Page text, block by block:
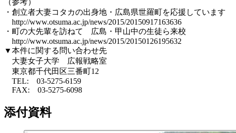
・創立者大妻コタカの出身地・広島県世羅町を応援しています
http://www.otsuma.ac.jp/news/2015/20150917163636
・町の大先輩を訪ねて 広島・甲山中の生徒ら来校
http://www.otsuma.ac.jp/news/2015/20150126195632
▼本件に関する問い合わせ先
大妻女子大学 広報戦略室
東京都千代田区三番町12
TEL: 03-5275-6159
FAX: 03-5275-6098
添付資料